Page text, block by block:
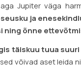
Jupiter väga
ja
ning õnne
täiskuu tuua
võivad aset leida